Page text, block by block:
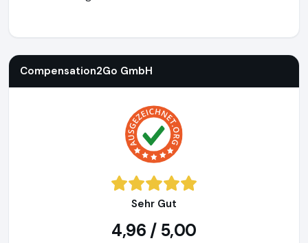
Compensation2Go GmbH
Sehr Gut
4,96 / 5,00